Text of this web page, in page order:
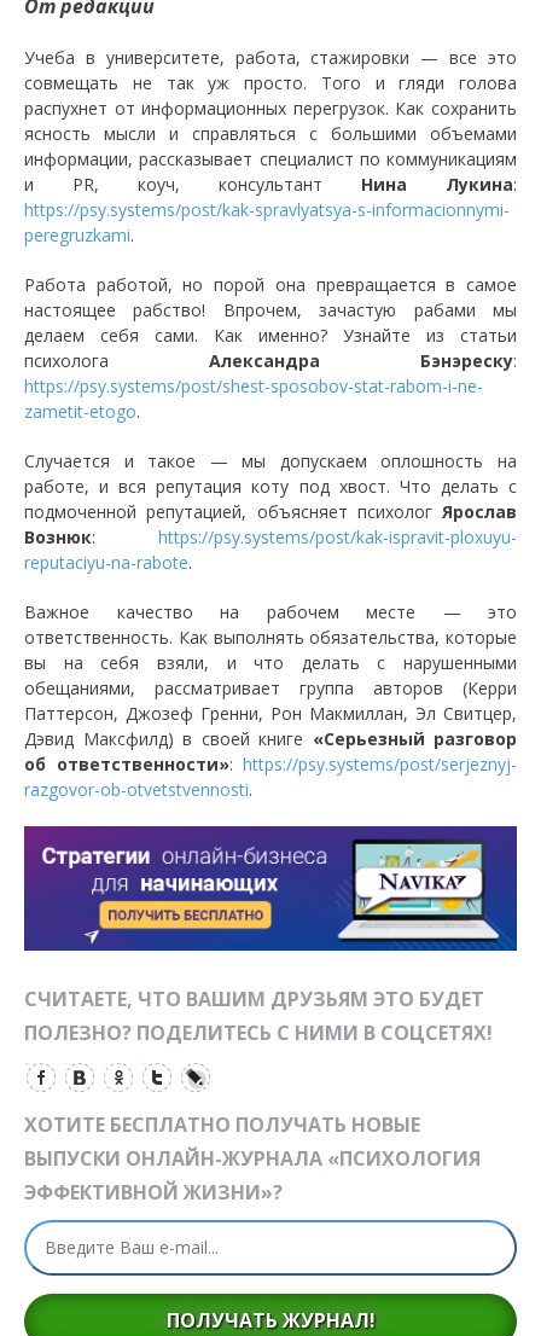
От редакции
Учеба в университете, работа, стажировки — все это
совмещать не так уж просто. Того и гляди голова
распухнет от информационных перегрузок. Как сохранить
ясность мысли и справляться с большими объемами
информации, рассказывает специалист по коммуникациям
и PR, коуч, консультант Нина Лукина:
https://psy.systems/post/kak-spravlyatsya-s-informacionnymi-
peregruzkami.
Работа работой, но порой она превращается в самое
настоящее рабство! Впрочем, зачастую рабами мы
делаем себя сами. Как именно? Узнайте из статьи
психолога Александра Бэнэреску:
https://psy.systems/post/shest-sposobov-stat-rabom-i-ne-
zametit-etogo.
Случается и такое — мы допускаем оплошность на
работе, и вся репутация коту под хвост. Что делать с
подмоченной репутацией, объясняет психолог Ярослав
Вознюк: https://psy.systems/post/kak-ispravit-ploxuyu-
reputaciyu-na-rabote.
Важное качество на рабочем месте — это
ответственность. Как выполнять обязательства, которые
вы на себя взяли, и что делать с нарушенными
обещаниями, рассматривает группа авторов (Керри
Паттерсон, Джозеф Гренни, Рон Макмиллан, Эл Свитцер,
Дэвид Максфилд) в своей книге «Серьезный разговор
об ответственности»: https://psy.systems/post/serjeznyj-
razgovor-ob-otvetstvennosti.
СЧИТАЕТЕ, ЧТО ВАШИМ ДРУЗЬЯМ ЭТО БУДЕТ
ПОЛЕЗНО? ПОДЕЛИТЕСЬ С НИМИ В СОЦСЕТЯХ!
ХОТИТЕ БЕСПЛАТНО ПОЛУЧАТЬ НОВЫЕ
ВЫПУСКИ ОНЛАЙН-ЖУРНАЛА «ПСИХОЛОГИЯ
ЭФФЕКТИВНОЙ ЖИЗНИ»?
ПОЛУЧАТЬ ЖУРНАЛ!